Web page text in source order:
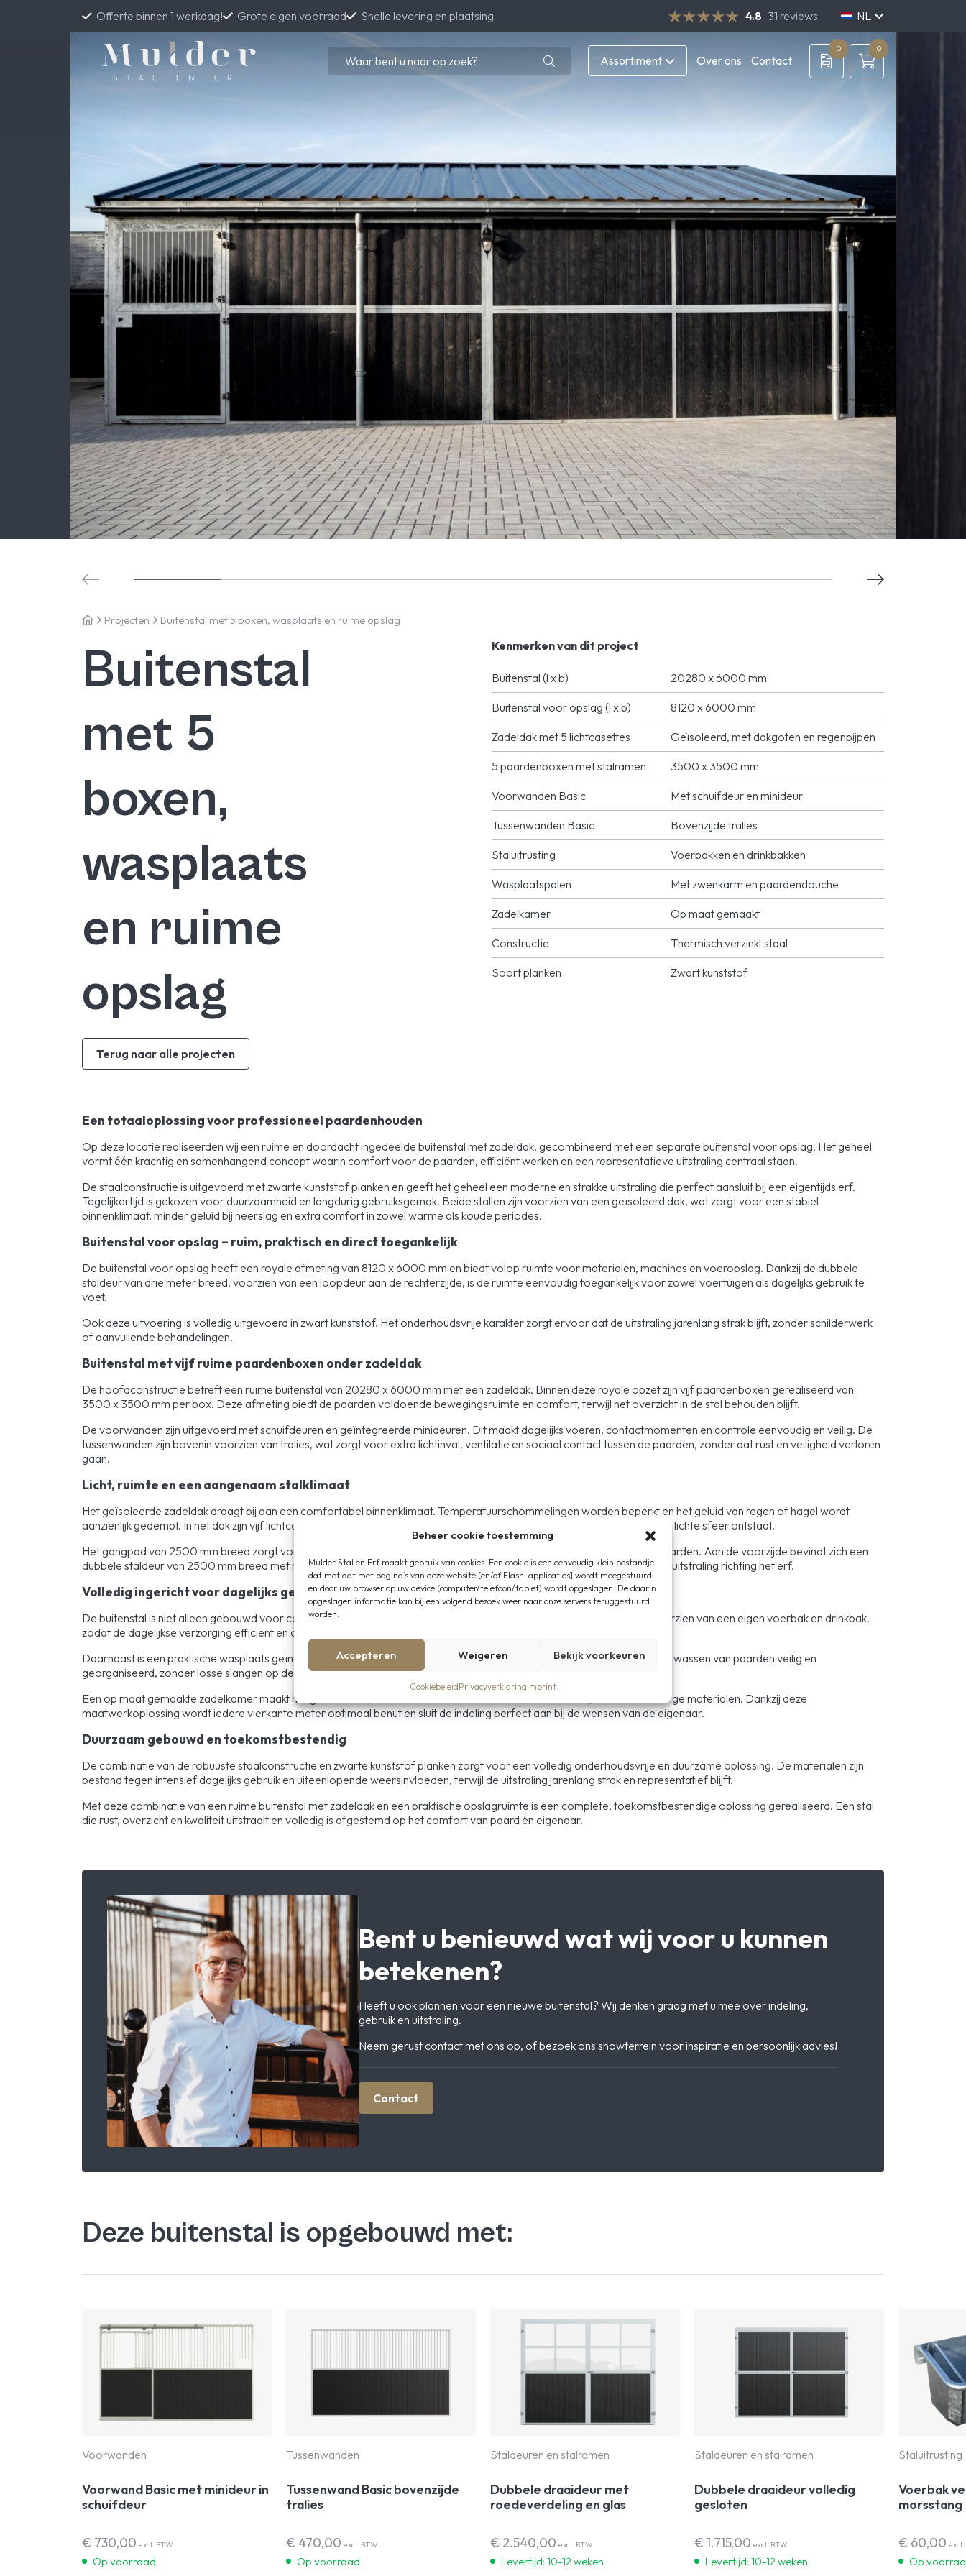
Beheer cookie toestemming
Mulder Stal en Erf maakt gebruik van cookies. Een cookie is een eenvoudig klein bestandje
dat met dat met pagina’s van deze website [en/of Flash-applicaties] wordt meegestuurd
en door uw browser op uw device (computer/telefoon/tablet) wordt opgeslagen. De daarin
opgeslagen informatie kan bij een volgend bezoek weer naar onze servers teruggestuurd
worden.
Accepteren Weigeren Bekijk voorkeuren
CookiebeleidPrivacyverklaringImprint
Offerte binnen 1 werkdag! Grote eigen voorraad Snelle levering en plaatsing 4.8 31 reviews
NL
DE
EN
Assortiment
Over ons Contact
0 0
Projecten Buitenstal met 5 boxen, wasplaats en ruime opslag
Buitenstal
met 5
boxen,
wasplaats
en ruime
opslag
Terug naar alle projecten
Kenmerken van dit project
Buitenstal (l x b) 20280 x 6000 mm
Buitenstal voor opslag (l x b) 8120 x 6000 mm
Zadeldak met 5 lichtcasettes Geïsoleerd, met dakgoten en regenpijpen
5 paardenboxen met stalramen 3500 x 3500 mm
Voorwanden Basic Met schuifdeur en minideur
Tussenwanden Basic Bovenzijde tralies
Staluitrusting Voerbakken en drinkbakken
Wasplaatspalen Met zwenkarm en paardendouche
Zadelkamer Op maat gemaakt
Constructie Thermisch verzinkt staal
Soort planken Zwart kunststof
Een totaaloplossing voor professioneel paardenhouden
Op deze locatie realiseerden wij een ruime en doordacht ingedeelde buitenstal met zadeldak, gecombineerd met een separate buitenstal voor opslag. Het geheel
vormt één krachtig en samenhangend concept waarin comfort voor de paarden, efficiënt werken en een representatieve uitstraling centraal staan.
De staalconstructie is uitgevoerd met zwarte kunststof planken en geeft het geheel een moderne en strakke uitstraling die perfect aansluit bij een eigentijds erf.
Tegelijkertijd is gekozen voor duurzaamheid en langdurig gebruiksgemak. Beide stallen zijn voorzien van een geïsoleerd dak, wat zorgt voor een stabiel
binnenklimaat, minder geluid bij neerslag en extra comfort in zowel warme als koude periodes.
Buitenstal voor opslag – ruim, praktisch en direct toegankelijk
De buitenstal voor opslag heeft een royale afmeting van 8120 x 6000 mm en biedt volop ruimte voor materialen, machines en voeropslag. Dankzij de dubbele
staldeur van drie meter breed, voorzien van een loopdeur aan de rechterzijde, is de ruimte eenvoudig toegankelijk voor zowel voertuigen als dagelijks gebruik te
voet.
Ook deze uitvoering is volledig uitgevoerd in zwart kunststof. Het onderhoudsvrije karakter zorgt ervoor dat de uitstraling jarenlang strak blijft, zonder schilderwerk
of aanvullende behandelingen.
Buitenstal met vijf ruime paardenboxen onder zadeldak
De hoofdconstructie betreft een ruime buitenstal van 20280 x 6000 mm met een zadeldak. Binnen deze royale opzet zijn vijf paardenboxen gerealiseerd van
3500 x 3500 mm per box. Deze afmeting biedt de paarden voldoende bewegingsruimte en comfort, terwijl het overzicht in de stal behouden blijft.
De voorwanden zijn uitgevoerd met schuifdeuren en geïntegreerde minideuren. Dit maakt dagelijks voeren, contactmomenten en controle eenvoudig en veilig. De
tussenwanden zijn bovenin voorzien van tralies, wat zorgt voor extra lichtinval, ventilatie en sociaal contact tussen de paarden, zonder dat rust en veiligheid verloren
gaan.
Licht, ruimte en een aangenaam stal­klimaat
Het geïsoleerde zadeldak draagt bij aan een comfortabel binnenklimaat. Temperatuurschommelingen worden beperkt en het geluid van regen of hagel wordt
aanzienlijk gedempt. In het dak zijn vijf lichtcassettes geïntegreerd, waardoor daglicht diep de stal binnenvalt en een open, lichte sfeer ontstaat.
Het gangpad van 2500 mm breed zorgt voor rust en overzicht tijdens het uitmesten, opzadelen en begeleiden van de paarden. Aan de voorzijde bevindt zich een
dubbele staldeur van 2500 mm breed met roedeverdeling en glas, wat zorgt voor extra lichtinval en een representatieve uitstraling richting het erf.
Volledig ingericht voor dagelijks gebruik
De buitenstal is niet alleen gebouwd voor comfort, maar ook ingericht met oog voor praktisch gebruik. Iedere box is voorzien van een eigen voerbak en drinkbak,
zodat de dagelijkse verzorging efficiënt en overzichtelijk verloopt.
Daarnaast is een praktische wasplaats geïntegreerd, compleet met wasplaatspaal en zwenkarm met slang. Dit maakt het wassen van paarden veilig en
georganiseerd, zonder losse slangen op de vloer.
Een op maat gemaakte zadelkamer maakt het geheel compleet. Hier is ruimte voor zadels, hoofdstellen, dekens en overige materialen. Dankzij deze
maatwerkoplossing wordt iedere vierkante meter optimaal benut en sluit de indeling perfect aan bij de wensen van de eigenaar.
Duurzaam gebouwd en toekomstbestendig
De combinatie van de robuuste staalconstructie en zwarte kunststof planken zorgt voor een volledig onderhoudsvrije en duurzame oplossing. De materialen zijn
bestand tegen intensief dagelijks gebruik en uiteenlopende weersinvloeden, terwijl de uitstraling jarenlang strak en representatief blijft.
Met deze combinatie van een ruime buitenstal met zadeldak en een praktische opslagruimte is een complete, toekomstbestendige oplossing gerealiseerd. Een stal
die rust, overzicht en kwaliteit uitstraalt en volledig is afgestemd op het comfort van paard én eigenaar.
Bent u benieuwd wat wij voor u kunnen
betekenen?
Heeft u ook plannen voor een nieuwe buitenstal? Wij denken graag met u mee over indeling,
gebruik en uitstraling.
Neem gerust contact met ons op, of bezoek ons showterrein voor inspiratie en persoonlijk advies!
Contact
Deze buitenstal is opgebouwd met:
Voorwanden
Voorwand Basic met minideur in
schuifdeur
€ 730,00 excl. BTW
Op voorraad
Tussenwanden
Tussenwand Basic bovenzijde
tralies
€ 470,00 excl. BTW
Op voorraad
Staldeuren en stalramen
Dubbele draaideur met
roedeverdeling en glas
€ 2.540,00 excl. BTW
Levertijd: 10-12 weken
Staldeuren en stalramen
Dubbele draaideur volledig
gesloten
€ 1.715,00 excl. BTW
Levertijd: 10-12 weken
Staluitrusting
Voerbak
morsstang
€ 60,00 excl.
Op